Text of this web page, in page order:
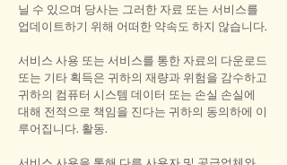
닐 수 있으며 당사는 그러한 자료 또는 서비스를
업데이트하기 위해 어떠한 약속도 하지 않습니다.
서비스 사용 또는 서비스를 통한 자료의 다운로드
또는 기타 획득은 귀하의 재량과 위험을 감수하고
귀하의 컴퓨터 시스템 데이터 또는 손실 손실에
대해 전적으로 책임을 진다는 귀하의 동의하에 이
루어집니다. 활동.